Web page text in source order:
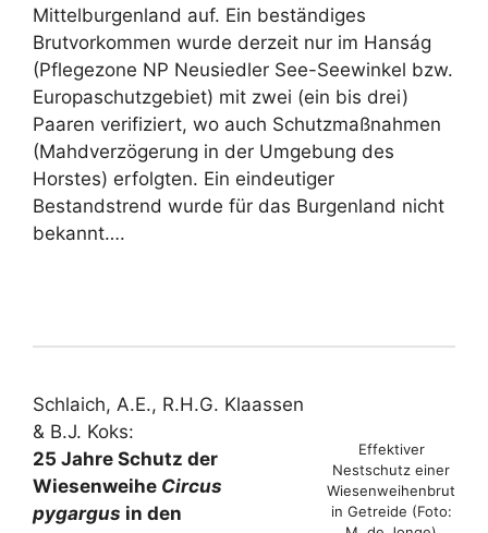
Mittelburgenland auf. Ein beständiges
Brutvorkommen wurde derzeit nur im Hanság
(Pflegezone NP Neusiedler See-Seewinkel bzw.
Europaschutzgebiet) mit zwei (ein bis drei)
Paaren verifiziert, wo auch Schutzmaßnahmen
(Mahdverzögerung in der Umgebung des
Horstes) erfolgten. Ein eindeutiger
Bestandstrend wurde für das Burgenland nicht
bekannt….
Effektiver
Nestschutz einer
Wiesenweihenbrut
in Getreide (Foto:
Schlaich, A.E., R.H.G. Klaassen
& B.J. Koks:
25 Jahre Schutz der
Wiesenweihe Circus
pygargus in den